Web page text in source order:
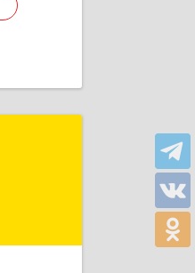
г,